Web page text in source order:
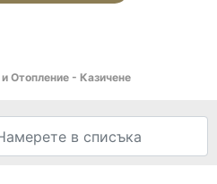
Отопление - Казичене